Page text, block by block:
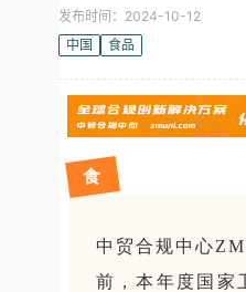
发布时间：2024-10-12
中国
食品
食
中贸合规中心
前，本年度国家